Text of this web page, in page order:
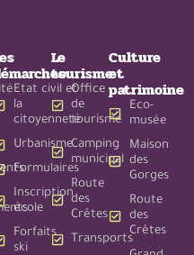
Etat civil et
la
citoyenneté
Urbanisme
Formulaires
Inscription
école
Forfaits
ski
Le
tourisme
Office
de
tourisme
Camping
municipal
Route
des
Crêtes
Transports
Culture
et
patrimoine
Eco-
musée
Maison
des
Gorges
Route
des
Crêtes